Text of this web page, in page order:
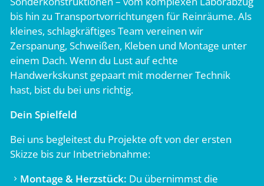
bis hin zu Transportvorrichtungen für Reinräume. Als
kleines, schlagkräftiges Team vereinen wir
Zerspanung, Schweißen, Kleben und Montage unter
einem Dach. Wenn du Lust auf echte
Handwerkskunst gepaart mit moderner Technik
hast, bist du bei uns richtig.
Dein Spielfeld
Bei uns begleitest du Projekte oft von der ersten
Skizze bis zur Inbetriebnahme:
Montage & Herzstück: Du übernimmst die